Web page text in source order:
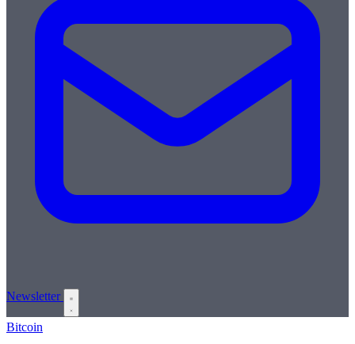
Newsletter
Bitcoin